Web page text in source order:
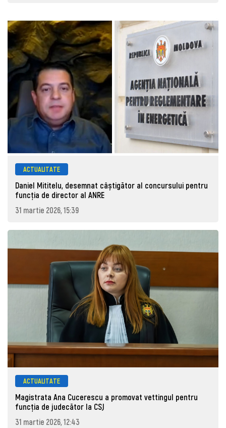
ACTUALITATE
Daniel Mititelu, desemnat câștigător al concursului pentru
funcția de director al ANRE
31 martie 2026, 15:39
ACTUALITATE
Magistrata Ana Cucerescu a promovat vettingul pentru
funcția de judecător la CSJ
31 martie 2026, 12:43